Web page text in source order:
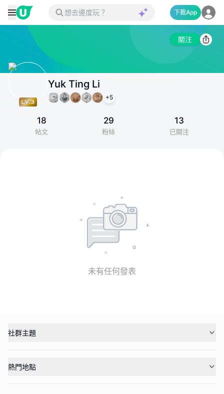
下載App
關注
Yuk Ting Li
+5
18
帖文
29
粉絲
13
已關注
未有任何發表
社群主題
熱門地點